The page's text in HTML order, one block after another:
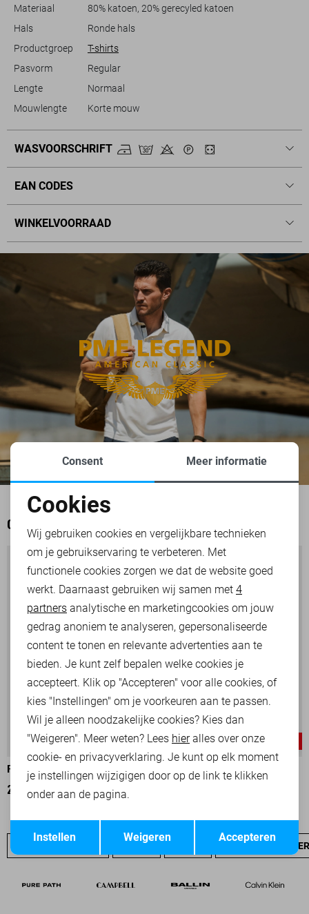
Materiaal
80% katoen, 20% gerecyled katoen
Hals
Ronde hals
Productgroep
T-shirts
Pasvorm
Regular
Lengte
Normaal
Mouwlengte
Korte mouw
WASVOORSCHRIFT
EAN CODES
WINKELVOORRAAD
OOK HET BEKIJKEN WAARD
-30%
PME LEGEND T-SHIRT
28,00 39,99
PME LEGEND T-SHIRT
JEANS PME LEGEND
Noodzakelijke cookies
Personalisatie cookies
Analytische cookies
Marketing cookies
Opslaan
Consent Meer informatie
Cookies
Wij gebruiken cookies en vergelijkbare technieken
om je gebruikservaring te verbeteren. Met
functionele cookies zorgen we dat de website goed
werkt. Daarnaast gebruiken wij samen met 4
partners analytische en marketingcookies om jouw
gedrag anoniem te analyseren, gepersonaliseerde
content te tonen en relevante advertenties aan te
bieden. Je kunt zelf bepalen welke cookies je
accepteert. Klik op "Accepteren" voor alle cookies, of
kies "Instellingen" om je voorkeuren aan te passen.
Wil je alleen noodzakelijke cookies? Kies dan
"Weigeren". Meer weten? Lees hieralles over onze
cookie- en privacyverklaring. Je kunt op elk moment
je instellingen wijzigigen door op de link te klikken
onder aan de pagina.
Accepteren
Weigeren
Instellen